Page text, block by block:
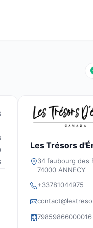
Les Trésors
34 faubourg des
74000 ANNECY
+33781044975
79859866000016